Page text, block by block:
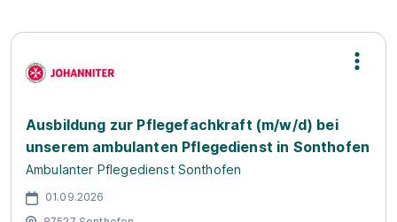
Ausbildung zur Pflegefachkraft (m/w/d) bei
unserem ambulanten Pflegedienst in Sonthofen
Ambulanter Pflegedienst Sonthofen
01.09.2026